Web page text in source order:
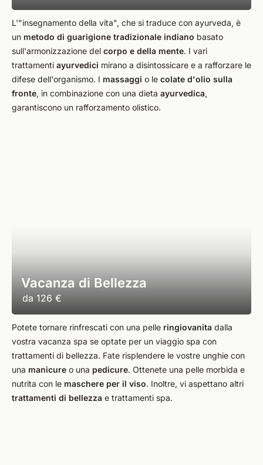
L'"insegnamento della vita", che si traduce con ayurveda, è
un metodo di guarigione tradizionale indiano basato
sull'armonizzazione del corpo e della mente. I vari
trattamenti ayurvedici mirano a disintossicare e a rafforzare le
difese dell'organismo. I massaggi o le colate d'olio sulla
fronte, in combinazione con una dieta ayurvedica,
garantiscono un rafforzamento olistico.
Vacanza di Bellezza
da 126 €
Potete tornare rinfrescati con una pelle ringiovanita dalla
vostra vacanza spa se optate per un viaggio spa con
trattamenti di bellezza. Fate risplendere le vostre unghie con
una manicure o una pedicure. Ottenete una pelle morbida e
nutrita con le maschere per il viso. Inoltre, vi aspettano altri
trattamenti di bellezza e trattamenti spa.